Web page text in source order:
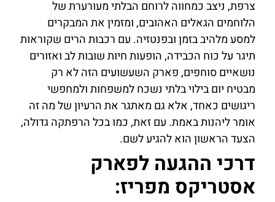
צרפת, ניצב כמחווה לרוחם הבלתי מעורערת של
הלוחמים הגאלים האהובים, ומזמין את המבקרים
למסע מלהיב בזמן ובפנטזיה. עם רכבות הרים שקוראות
תיגר על כוח הכבידה, הופעות חיות שובות לב ואזורים
נושאיים סוחפים, פארק השעשועים הזה לא רק
מבטיח יום בילוי בלתי נשכח למשפחות ולמחפשי
ריגושים כאחד, אלא גם מאתגר את הרעיון של מה זה
אומר ליהנות באמת. עם זאת, כמו בכל הרפתקה גדולה,
הצעד הראשון הוא להגיע לשם.
דרכי ההגעה לפארק
אסטריקס מפריז: